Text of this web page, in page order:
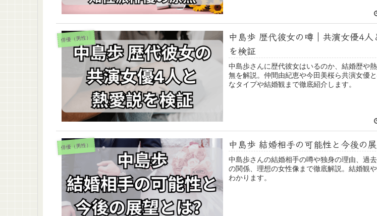
俳優（男性）
中島歩 歴代彼女の噂｜共演女優4人
を検証
中島歩さんに歴代彼女はいるのか、結婚歴や
無を解説。仲間由紀恵や今田美桜ら共演女優
なタイプや結婚観まで徹底紹介します。
俳優（男性） 中島歩 結婚相手の可能性と今後の
中島歩さんの結婚相手の噂や独身の理由、過
の関係、理想の女性像まで徹底解説。結婚観
わかります。